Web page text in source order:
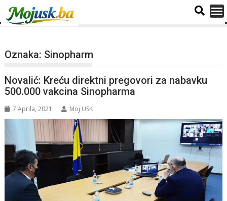
Oznaka: Sinopharm
Novalić: Kreću direktni pregovori za nabavku
500.000 vakcina Sinopharma
7 Aprila, 2021 Moj USK